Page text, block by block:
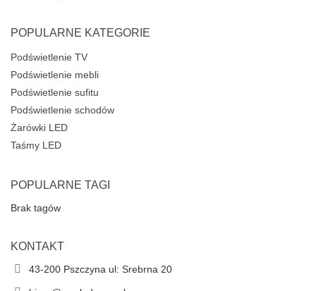
POPULARNE KATEGORIE
Podświetlenie TV
Podświetlenie mebli
Podświetlenie sufitu
Podświetlenie schodów
Żarówki LED
Taśmy LED
POPULARNE TAGI
Brak tagów
KONTAKT
43-200 Pszczyna ul: Srebrna 20